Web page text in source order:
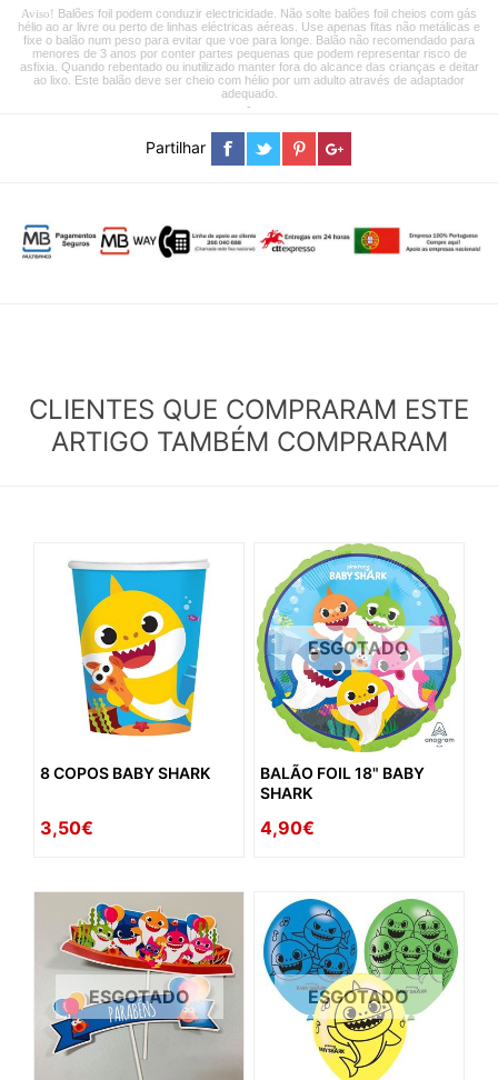
Aviso! Balões foil podem conduzir electricidade. Não solte balões foil cheios com gás
hélio ao ar livre ou perto de linhas eléctricas aéreas. Use apenas fitas não metálicas e
fixe o balão num peso para evitar que voe para longe. Balão não recomendado para
menores de 3 anos por conter partes pequenas que podem representar risco de
asfixia. Quando rebentado ou inutilizado manter fora do alcance das crianças e deitar
ao lixo. Este balão deve ser cheio com hélio por um adulto através de adaptador
adequado.
-
Partilhar
CLIENTES QUE COMPRARAM ESTE
ARTIGO TAMBÉM COMPRARAM
8 COPOS BABY SHARK
3,50€
ESGOTADO
BALÃO FOIL 18" BABY
SHARK
4,90€
ESGOTADO ESGOTADO